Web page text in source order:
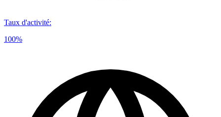
Taux d'activité:
100%